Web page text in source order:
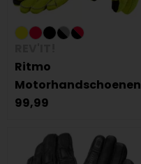
Ritmo
Motorhandschoenen
99,99